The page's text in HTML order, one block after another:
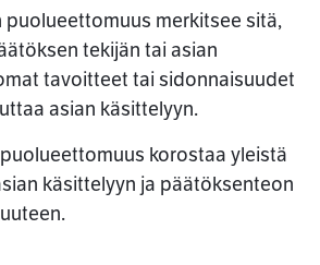
puolueettomuus merkitsee sitä,
tekijän tai asian
tavoitteet tai sidonnaisuudet
asian käsittelyyn.
korostaa yleistä
käsittelyyn ja päätöksenteon